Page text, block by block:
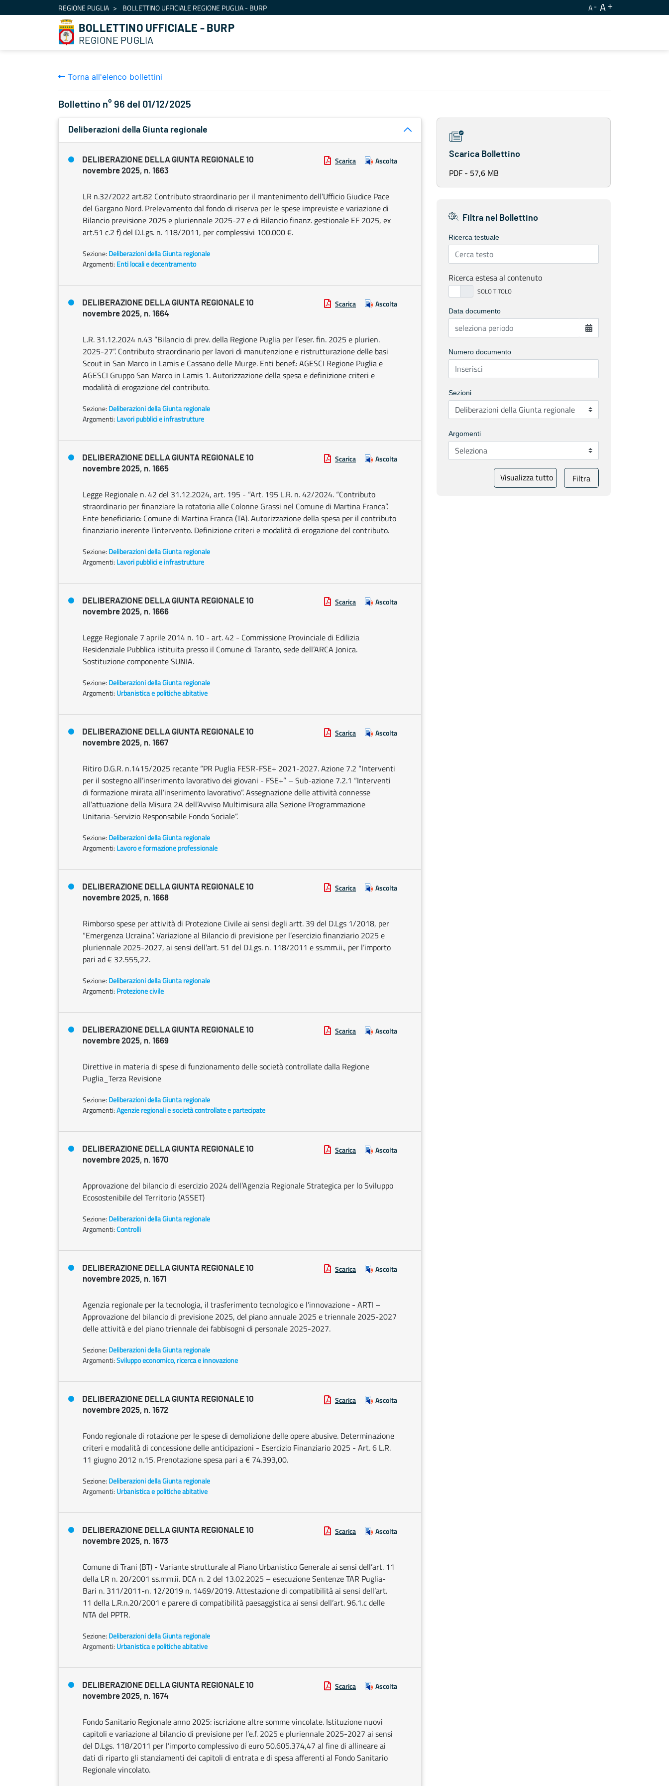
Salta al contenutoREGIONE PUGLIA BOLLETTINO UFFICIALE REGIONE PUGLIA - BURP A A
BOLLETTINO UFFICIALE - BURP
REGIONE PUGLIA
Torna all'elenco bollettini
Bollettino n° 96 del 01/12/2025
Deliberazioni della Giunta regionale
DELIBERAZIONE DELLA GIUNTA REGIONALE 10
novembre 2025, n. 1663
Scarica Ascolta
LR n.32/2022 art.82 Contributo straordinario per il mantenimento dell’Ufficio Giudice Pace
del Gargano Nord. Prelevamento dal fondo di riserva per le spese impreviste e variazione di
Bilancio previsione 2025 e pluriennale 2025-27 e di Bilancio finanz. gestionale EF 2025, ex
art.51 c.2 f) del D.Lgs. n. 118/2011, per complessivi 100.000 €.
Sezione: Deliberazioni della Giunta regionale
Argomenti: Enti locali e decentramento
DELIBERAZIONE DELLA GIUNTA REGIONALE 10
novembre 2025, n. 1664
Scarica Ascolta
L.R. 31.12.2024 n.43 “Bilancio di prev. della Regione Puglia per l’eser. fin. 2025 e plurien.
2025-27”. Contributo straordinario per lavori di manutenzione e ristrutturazione delle basi
Scout in San Marco in Lamis e Cassano delle Murge. Enti benef.: AGESCI Regione Puglia e
AGESCI Gruppo San Marco in Lamis 1. Autorizzazione della spesa e definizione criteri e
modalità di erogazione del contributo.
Sezione: Deliberazioni della Giunta regionale
Argomenti: Lavori pubblici e infrastrutture
DELIBERAZIONE DELLA GIUNTA REGIONALE 10
novembre 2025, n. 1665
Scarica Ascolta
Legge Regionale n. 42 del 31.12.2024, art. 195 - “Art. 195 L.R. n. 42/2024. “Contributo
straordinario per finanziare la rotatoria alle Colonne Grassi nel Comune di Martina Franca”.
Ente beneficiario: Comune di Martina Franca (TA). Autorizzazione della spesa per il contributo
finanziario inerente l’intervento. Definizione criteri e modalità di erogazione del contributo.
Sezione: Deliberazioni della Giunta regionale
Argomenti: Lavori pubblici e infrastrutture
DELIBERAZIONE DELLA GIUNTA REGIONALE 10
novembre 2025, n. 1666
Scarica Ascolta
Legge Regionale 7 aprile 2014 n. 10 - art. 42 - Commissione Provinciale di Edilizia
Residenziale Pubblica istituita presso il Comune di Taranto, sede dell’ARCA Jonica.
Sostituzione componente SUNIA.
Sezione: Deliberazioni della Giunta regionale
Argomenti: Urbanistica e politiche abitative
DELIBERAZIONE DELLA GIUNTA REGIONALE 10
novembre 2025, n. 1667
Scarica Ascolta
Ritiro D.G.R. n.1415/2025 recante “PR Puglia FESR-FSE+ 2021-2027. Azione 7.2 “Interventi
per il sostegno all’inserimento lavorativo dei giovani - FSE+” – Sub-azione 7.2.1 “Interventi
di formazione mirata all’inserimento lavorativo”. Assegnazione delle attività connesse
all’attuazione della Misura 2A dell’Avviso Multimisura alla Sezione Programmazione
Unitaria-Servizio Responsabile Fondo Sociale”.
Sezione: Deliberazioni della Giunta regionale
Argomenti: Lavoro e formazione professionale
DELIBERAZIONE DELLA GIUNTA REGIONALE 10
novembre 2025, n. 1668
Scarica Ascolta
Rimborso spese per attività di Protezione Civile ai sensi degli artt. 39 del D.Lgs 1/2018, per
“Emergenza Ucraina”. Variazione al Bilancio di previsione per l’esercizio finanziario 2025 e
pluriennale 2025-2027, ai sensi dell’art. 51 del D.Lgs. n. 118/2011 e ss.mm.ii., per l’importo
pari ad € 32.555,22.
Sezione: Deliberazioni della Giunta regionale
Argomenti: Protezione civile
DELIBERAZIONE DELLA GIUNTA REGIONALE 10
novembre 2025, n. 1669
Scarica Ascolta
Direttive in materia di spese di funzionamento delle società controllate dalla Regione
Puglia_Terza Revisione
Sezione: Deliberazioni della Giunta regionale
Argomenti:Agenzie regionali e società controllate e partecipate
DELIBERAZIONE DELLA GIUNTA REGIONALE 10
novembre 2025, n. 1670
Scarica Ascolta
Approvazione del bilancio di esercizio 2024 dell’Agenzia Regionale Strategica per lo Sviluppo
Ecosostenibile del Territorio (ASSET)
Sezione: Deliberazioni della Giunta regionale
Argomenti:Controlli
DELIBERAZIONE DELLA GIUNTA REGIONALE 10
novembre 2025, n. 1671
Scarica Ascolta
Agenzia regionale per la tecnologia, il trasferimento tecnologico e l’innovazione - ARTI –
Approvazione del bilancio di previsione 2025, del piano annuale 2025 e triennale 2025-2027
delle attività e del piano triennale dei fabbisogni di personale 2025-2027.
Sezione: Deliberazioni della Giunta regionale
Argomenti:Sviluppo economico, ricerca e innovazione
DELIBERAZIONE DELLA GIUNTA REGIONALE 10
novembre 2025, n. 1672
Scarica Ascolta
Fondo regionale di rotazione per le spese di demolizione delle opere abusive. Determinazione
criteri e modalità di concessione delle anticipazioni - Esercizio Finanziario 2025 - Art. 6 L.R.
11 giugno 2012 n.15. Prenotazione spesa pari a € 74.393,00.
Sezione: Deliberazioni della Giunta regionale
Argomenti: Urbanistica e politiche abitative
DELIBERAZIONE DELLA GIUNTA REGIONALE 10
novembre 2025, n. 1673
Scarica Ascolta
Comune di Trani (BT) - Variante strutturale al Piano Urbanistico Generale ai sensi dell’art. 11
della LR n. 20/2001 ss.mm.ii. DCA n. 2 del 13.02.2025 – esecuzione Sentenze TAR Puglia-
Bari n. 311/2011-n. 12/2019 n. 1469/2019. Attestazione di compatibilità ai sensi dell’art.
11 della L.R.n.20/2001 e parere di compatibilità paesaggistica ai sensi dell’art. 96.1.c delle
NTA del PPTR.
Sezione: Deliberazioni della Giunta regionale
Argomenti: Urbanistica e politiche abitative
DELIBERAZIONE DELLA GIUNTA REGIONALE 10
novembre 2025, n. 1674
Scarica Ascolta
Fondo Sanitario Regionale anno 2025: iscrizione altre somme vincolate. Istituzione nuovi
capitoli e variazione al bilancio di previsione per l’e.f. 2025 e pluriennale 2025-2027 ai sensi
del D.Lgs. 118/2011 per l’importo complessivo di euro 50.605.374,47 al fine di allineare ai
dati di riparto gli stanziamenti dei capitoli di entrata e di spesa afferenti al Fondo Sanitario
Regionale vincolato.
Scarica Bollettino
PDF - 57,6 MB
Filtra nel Bollettino
Ricerca testuale
Ricerca estesa al contenuto
Data documento
Numero documento
Sezioni
Argomenti
Visualizza tutto Filtra